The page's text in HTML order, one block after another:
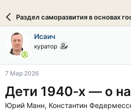
о
р
т
е
м
ы
а
а
ч
л
Раздел саморазвития в основах
Исаич
куратор
7 Мар 2026
Дети 1940-х — о
Юрий Манн, Константин